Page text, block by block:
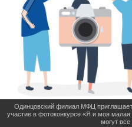
Одинцовский филиал МФЦ приглашает
участие в фотоконкурсе «Я и моя
могут